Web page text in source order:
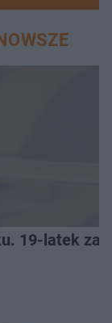
19-latek